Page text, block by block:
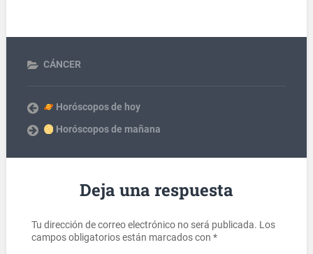
CÁNCER
Horóscopos de hoy
Horóscopos de mañana
Deja una respuesta
Tu dirección de correo electrónico no será publicada. Los
campos obligatorios están marcados con *